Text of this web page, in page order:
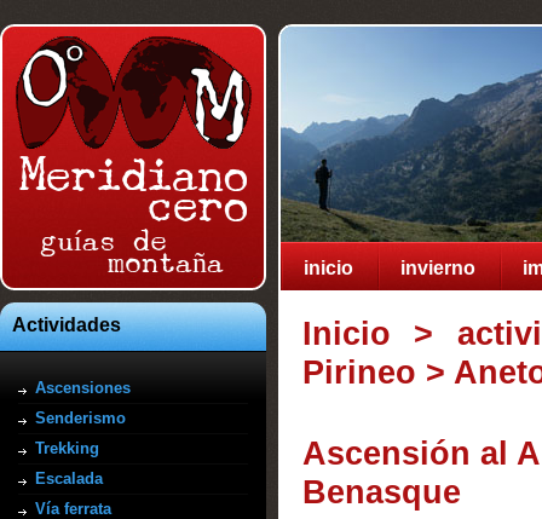
Meridiano
cero
guías de
    montaña
inicio invierno
Inicio >
Pirineo >
Ascensión al
Benasque
Actividades
Ascensiones
Senderismo
Trekking
Escalada
Vía ferrata